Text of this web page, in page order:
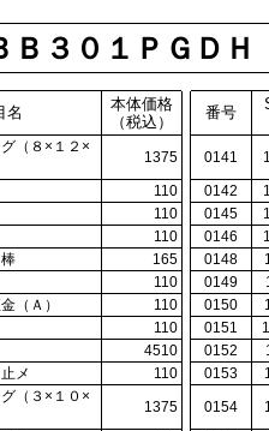
Ｂ３０１ＰＧＤＨ
名
本体価格
（税込）
番号
（８×１２×
1375 0141
110 0142
110 0145
110 0146
165 0148
110 0149
（Ａ） 110 0150
110 0151
4510 0152
メ 110 0153
（３×１０×
1375 0154